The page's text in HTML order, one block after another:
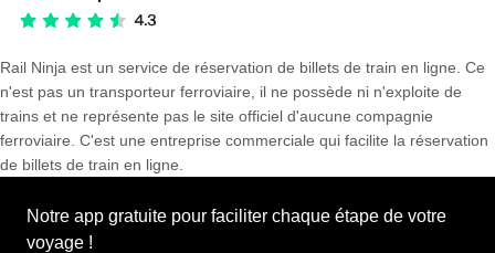
Rail Ninja est un service de réservation de billets de train en ligne. Ce
n'est pas un transporteur ferroviaire, il ne possède ni n'exploite de
trains et ne représente pas le site officiel d'aucune compagnie
ferroviaire. C'est une entreprise commerciale qui facilite la réservation
de billets de train en ligne.
Notre app gratuite pour faciliter chaque étape de votre
voyage !